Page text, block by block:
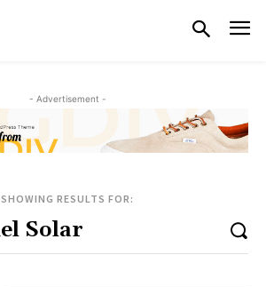
- Advertisement -
SHOWING RESULTS FOR: